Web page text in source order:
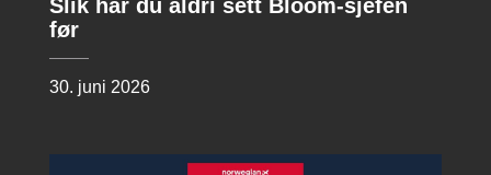
Slik har du aldri sett Bloom-sjefen
før
30. juni 2026